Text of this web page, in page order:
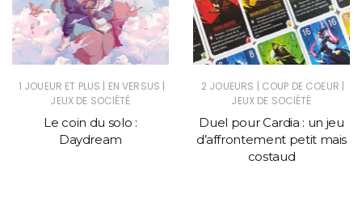
1 JOUEUR ET PLUS | EN VERSUS |
JEUX DE SOCIÉTÉ
Le coin du solo :
Daydream
2 JOUEURS | COUP DE COEUR |
JEUX DE SOCIÉTÉ
Duel pour Cardia : un jeu
d’affrontement petit mais
costaud